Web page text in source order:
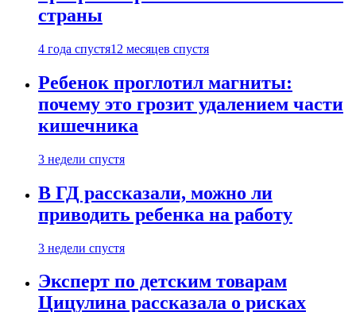
страны
4 года спустя12 месяцев спустя
Ребенок проглотил магниты:
почему это грозит удалением части
кишечника
3 недели спустя
В ГД рассказали, можно ли
приводить ребенка на работу
3 недели спустя
Эксперт по детским товарам
Цицулина рассказала о рисках